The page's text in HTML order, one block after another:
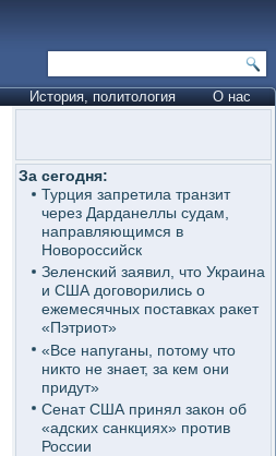
История, политология О нас
За сегодня:
Турция запретила транзит
через Дарданеллы судам,
направляющимся в
Новороссийск
Зеленский заявил, что Украина
и США договорились о
ежемесячных поставках ракет
«Пэтриот»
«Все напуганы, потому что
никто не знает, за кем они
придут»
Сенат США принял закон об
«адских санкциях» против
России